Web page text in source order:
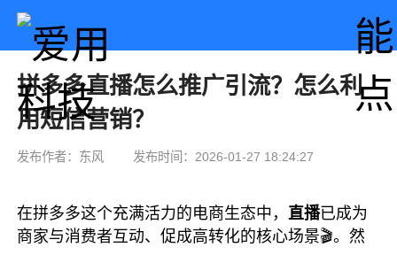
拼多多直播怎么推广引流？怎么利
用短信营销？
发布作者：东风 发布时间：2026-01-27 18:24:27
在拼多多这个充满活力的电商生态中，直播已成为
商家与消费者互动、促成高转化的核心场景🎬。然